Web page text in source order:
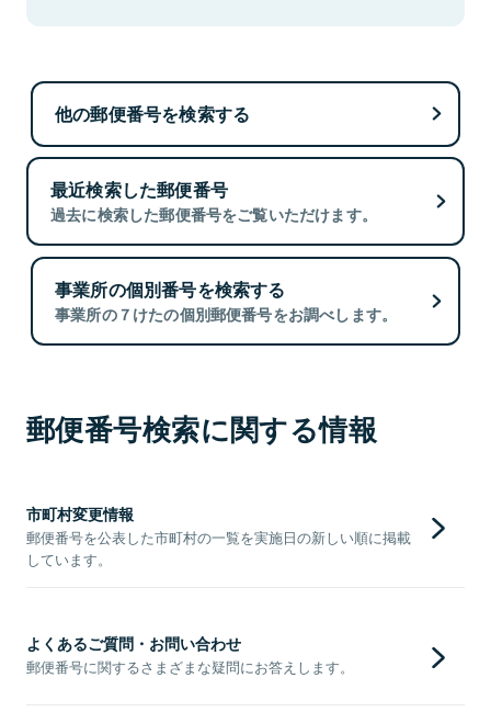
他の郵便番号を検索する
最近検索した郵便番号
過去に検索した郵便番号をご覧いただけます。
事業所の個別番号を検索する
事業所の７けたの個別郵便番号をお調べします。
郵便番号検索に関する情報
市町村変更情報
郵便番号を公表した市町村の一覧を実施日の新しい順に掲載
しています。
よくあるご質問・お問い合わせ
郵便番号に関するさまざまな疑問にお答えします。